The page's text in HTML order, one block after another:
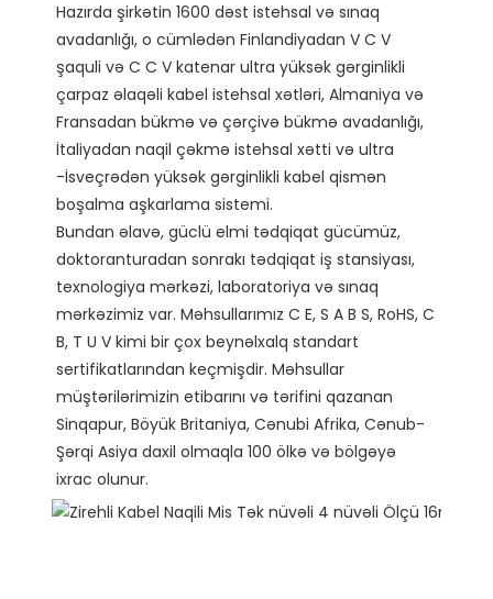
Hazırda şirkətin 1600 dəst istehsal və sınaq
avadanlığı, o cümlədən Finlandiyadan V C V
şaquli və C C V katenar ultra yüksək gərginlikli
çarpaz əlaqəli kabel istehsal xətləri, Almaniya və
Fransadan bükmə və çərçivə bükmə avadanlığı,
İtaliyadan naqil çəkmə istehsal xətti və ultra
-İsveçrədən yüksək gərginlikli kabel qismən
boşalma aşkarlama sistemi.
Bundan əlavə, güclü elmi tədqiqat gücümüz,
doktoranturadan sonrakı tədqiqat iş stansiyası,
texnologiya mərkəzi, laboratoriya və sınaq
mərkəzimiz var. Məhsullarımız C E, S A B S, RoHS, C
B, T U V kimi bir çox beynəlxalq standart
sertifikatlarından keçmişdir. Məhsullar
müştərilərimizin etibarını və tərifini qazanan
Sinqapur, Böyük Britaniya, Cənubi Afrika, Cənub-
Şərqi Asiya daxil olmaqla 100 ölkə və bölgəyə